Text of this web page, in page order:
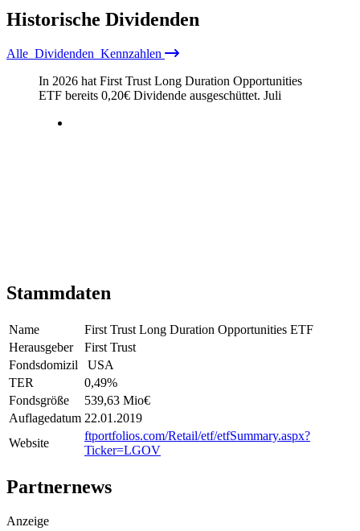
Historische Dividenden
Alle Dividenden Kennzahlen
In 2026 hat First Trust Long Duration Opportunities
ETF bereits 0,20€ Dividende ausgeschüttet. Juli
Stammdaten
Name
First Trust Long Duration Opportunities ETF
Herausgeber
First Trust
Fondsdomizil
USA
TER
0,49%
Fondsgröße
539,63 Mio€
Auflagedatum 22.01.2019
Website
ftportfolios.com/Retail/etf/etfSummary.aspx?
Ticker=LGOV
Partnernews
Anzeige